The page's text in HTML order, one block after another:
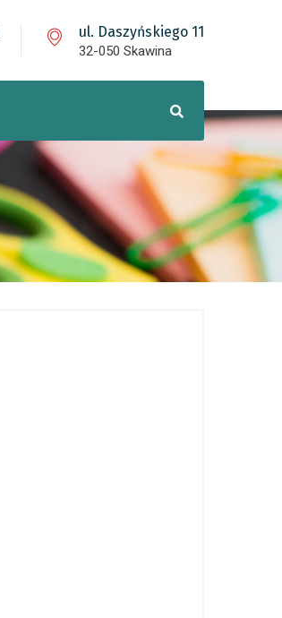
ul. Daszyńskiego 11
32-050 Skawina